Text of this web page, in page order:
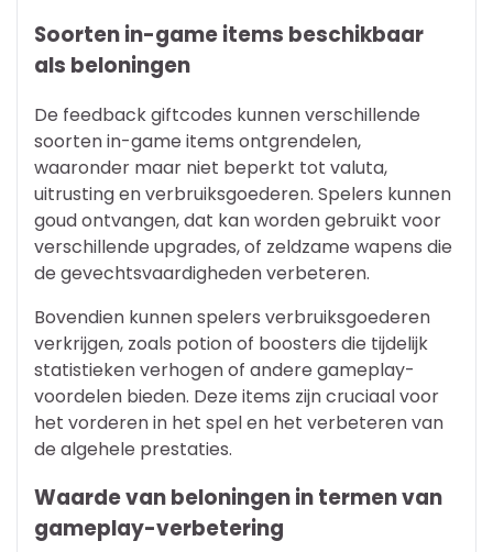
Soorten in-game items beschikbaar
als beloningen
De feedback giftcodes kunnen verschillende
soorten in-game items ontgrendelen,
waaronder maar niet beperkt tot valuta,
uitrusting en verbruiksgoederen. Spelers kunnen
goud ontvangen, dat kan worden gebruikt voor
verschillende upgrades, of zeldzame wapens die
de gevechtsvaardigheden verbeteren.
Bovendien kunnen spelers verbruiksgoederen
verkrijgen, zoals potion of boosters die tijdelijk
statistieken verhogen of andere gameplay-
voordelen bieden. Deze items zijn cruciaal voor
het vorderen in het spel en het verbeteren van
de algehele prestaties.
Waarde van beloningen in termen van
gameplay-verbetering